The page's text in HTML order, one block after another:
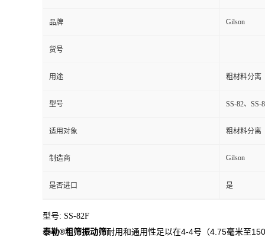
品牌 Gilson
货号
用途 粗材料分离
型号 SS-82、SS-
适用对象 粗材料分离
制造商 Gilson
是否进口 是
型号: SS-82F
泰勒®粗筛振动筛耐用和通用性足以在4-4号（4.75毫米至